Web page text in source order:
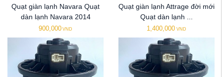
Quạt giàn lạnh Navara Quạt
dàn lạnh Navara 2014
900,000 VND
Quạt giàn lạnh Attrage đời mới
Quạt dàn lạnh ...
1,400,000 VND